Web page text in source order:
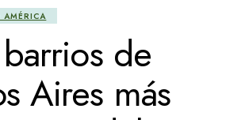
AMÉRICA
de
Aires más